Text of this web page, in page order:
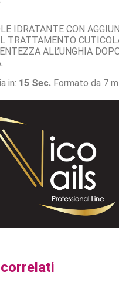
IDRATANTE CON
TRATTAMENTO
ALL’UNGHIA
in: 15 Sec. Formato da 7